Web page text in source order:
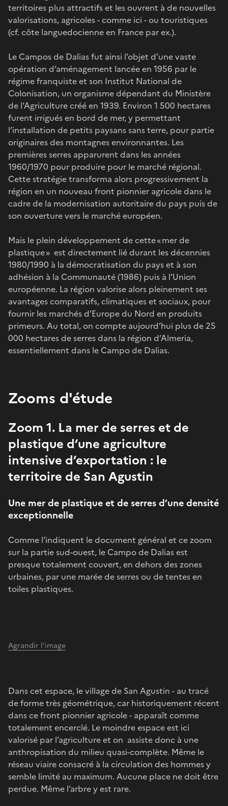
territoires plus attractifs et les ouvrent à de nouvelles
valorisations, agricoles - comme ici - ou touristiques
(cf. côte languedocienne en France par ex.).
Le Campos de Dalias fut ainsi l’objet d’une vaste
opération d’aménagement lancée en 1956 par le
régime franquiste et son Institut National de
Colonisation, un organisme dépendant du Ministère
de l’Agriculture créé en 1939. Environ 1 500 hectares
furent irrigués en bord de mer, y permettant
l’installation de petits paysans sans terre, pour partie
originaires des montagnes environnantes. Les
premières serres apparurent dans les années
1960/1970 pour produire pour le marché régional.
Cette stratégie transforma alors progressivement la
région en un nouveau front pionnier agricole dans le
cadre de la modernisation autoritaire du pays puis de
son ouverture vers le marché européen.
Mais le plein développement de cette « mer de
plastique » est directement lié durant les décennies
1980/1990 à la démocratisation du pays et à son
adhésion à la Communauté (1986) puis à l’Union
européenne. La région valorise alors pleinement ses
avantages comparatifs, climatiques et sociaux, pour
fournir les marchés d’Europe du Nord en produits
primeurs. Au total, on compte aujourd’hui plus de 25
000 hectares de serres dans la région d’Almeria,
essentiellement dans le Campo de Dalias.
Zooms d'étude
Zoom 1. La mer de serres et de
plastique d’une agriculture
intensive d’exportation : le
territoire de San Agustin
Une mer de plastique et de serres d’une densité
exceptionnelle
Comme l’indiquent le document général et ce zoom
sur la partie sud-ouest, le Campo de Dalias est
presque totalement couvert, en dehors des zones
urbaines, par une marée de serres ou de tentes en
toiles plastiques.
Agrandir l'image
Dans cet espace, le village de San Agustin - au tracé
de forme très géométrique, car historiquement récent
dans ce front pionnier agricole - apparaît comme
totalement encerclé. Le moindre espace est ici
valorisé par l’agriculture et on assiste donc à une
anthropisation du milieu quasi-complète. Même le
réseau viaire consacré à la circulation des hommes y
semble limité au maximum. Aucune place ne doit être
perdue. Même l’arbre y est rare.